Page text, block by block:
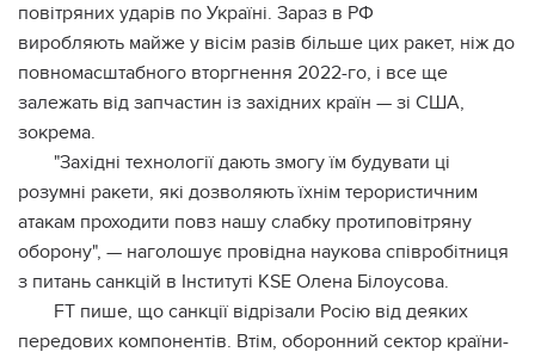
повітряних ударів по Україні. Зараз в РФ
виробляють майже у вісім разів більше цих ракет, ніж до
повномасштабного вторгнення 2022-го, і все ще
залежать від запчастин із західних країн — зі США,
зокрема.
"Західні технології дають змогу їм будувати ці
розумні ракети, які дозволяють їхнім терористичним
атакам проходити повз нашу слабку протиповітряну
оборону", — наголошує провідна наукова співробітниця
з питань санкцій в Інституті KSE Олена Білоусова.
FT пише, що санкції відрізали Росію від деяких
передових компонентів. Втім, оборонний сектор країни-